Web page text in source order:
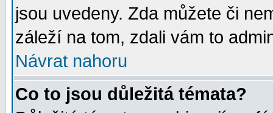
jsou uvedeny. Zda můžete či
záleží na tom, zdali vám to
Návrat nahoru
Co to jsou důležitá témata?